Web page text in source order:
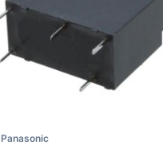
Panasonic